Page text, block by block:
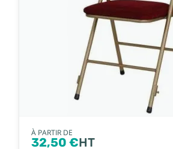
À PARTIR DE
32,50 €HT